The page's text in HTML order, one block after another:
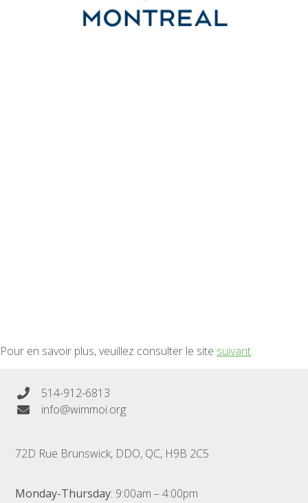
Pour en savoir plus, veuillez consulter le site suivant.
514-912-6813
info@wimmoi.org
72D Rue Brunswick, DDO, QC, H9B 2C5
Monday-Thursday: 9:00am – 4:00pm